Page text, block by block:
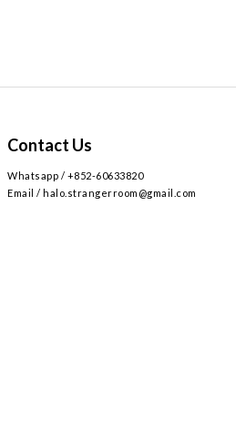
Contact Us
Whatsapp / +852-60633820
Email / halo.strangerroom@gmail.com